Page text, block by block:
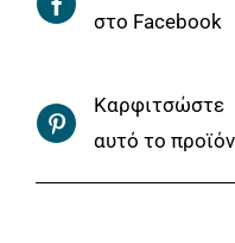
στο Facebook
Καρφιτσώστε
αυτό το προϊόν